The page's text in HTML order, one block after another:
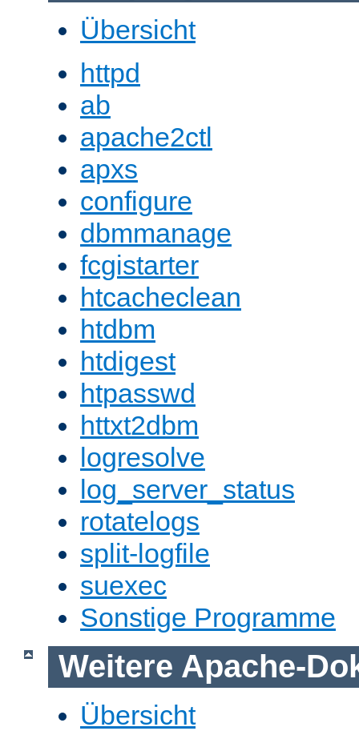
Übersicht
httpd
ab
apache2ctl
apxs
configure
dbmmanage
fcgistarter
htcacheclean
htdbm
htdigest
htpasswd
httxt2dbm
logresolve
log_server_status
rotatelogs
split-logfile
suexec
Sonstige Programme
Weitere Apache-
Übersicht